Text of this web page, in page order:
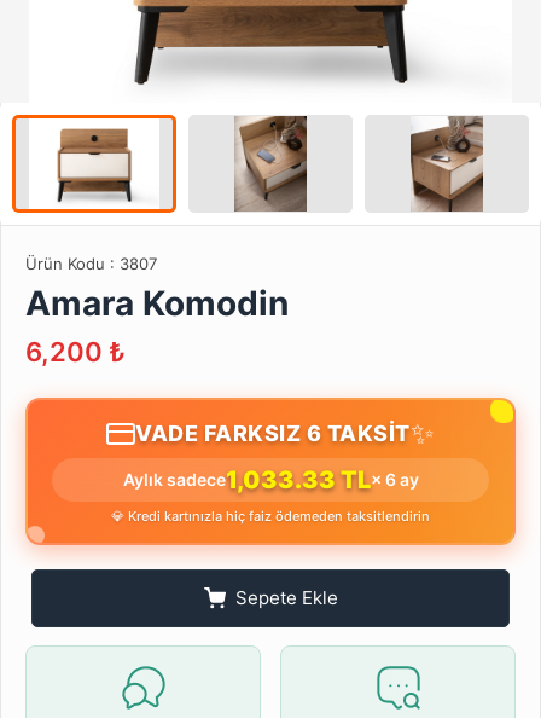
Ürün Kodu : 3807
Amara Komodin
6,200 ₺
VADE FARKSIZ 6 TAKSİT✨
Aylık sadece1,033.33 TL× 6 ay
💎 Kredi kartınızla hiç faiz ödemeden taksitlendirin
Sepete Ekle